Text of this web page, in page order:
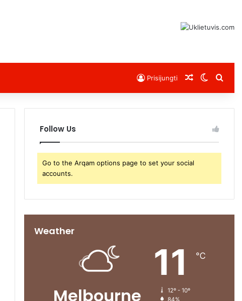
Prisijungti Atsitiktinis
Switch
Follow Us
Go to the Arqam options page to set your social
accounts.
Weather
Melbourne
11 ℃
12º - 10º